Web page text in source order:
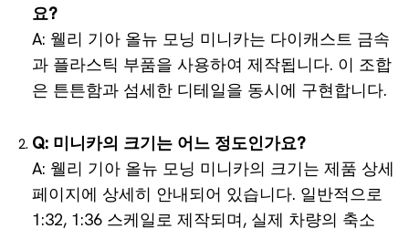
요?
A: 웰리 기아 올뉴 모닝 미니카는 다이캐스트 금속
과 플라스틱 부품을 사용하여 제작됩니다. 이 조합
은 튼튼함과 섬세한 디테일을 동시에 구현합니다.
Q: 미니카의 크기는 어느 정도인가요?
A: 웰리 기아 올뉴 모닝 미니카의 크기는 제품 상세
페이지에 상세히 안내되어 있습니다. 일반적으로
1:32, 1:36 스케일로 제작되며, 실제 차량의 축소